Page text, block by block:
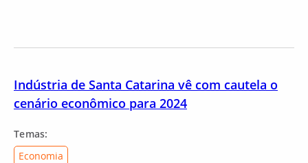
Indústria de Santa Catarina vê com cautela o
cenário econômico para 2024
Temas:
Economia